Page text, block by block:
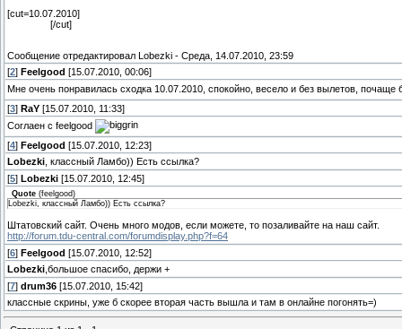
[cut=10.07.2010]
[/cut]
Сообщение отредактировал Lobezki - Среда, 14.07.2010, 23:59
[2] Feelgood [15.07.2010, 00:06]
Мне очень понравилась сходка 10.07.2010, спокойно, весело и без вылетов, почаще
[3] RaY [15.07.2010, 11:33]
Соглаен с feelgood
[4] Feelgood [15.07.2010, 12:23]
Lobezki , классный Ламбо)) Есть ссылка?
[5] Lobezki [15.07.2010, 12:45]
Quote (feelgood)
Lobezki, классный Ламбо)) Есть ссылка?
Штатовский сайт. Очень много модов, если можете, то позаливайте на наш сайт.
http://forum.tdu-central.com/forumdisplay.php?f=64
[6] Feelgood [15.07.2010, 12:52]
Lobezki ,большое спасибо, держи +
[7] drum36 [15.07.2010, 15:42]
классные скрины, уже б скорее вторая часть вышла и там в онлайне погонять=)